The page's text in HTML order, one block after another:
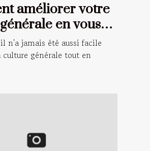
améliorer votre
en vous
?
n'a jamais été aussi facile
générale tout en